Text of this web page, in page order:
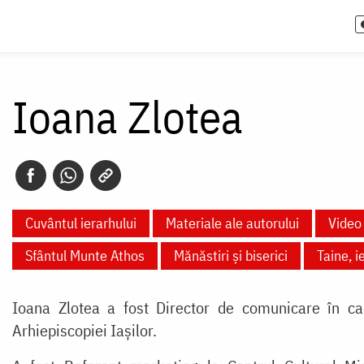
Ioana Zlotea
Cuvântul ierarhului Materiale ale autorului
Video
Sfântul Munte Athos
Mănăstiri și biserici Taine,
Ioana Zlotea a fost Director de comunicare în
Arhiepiscopiei Iașilor.